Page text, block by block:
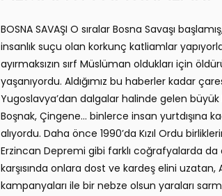
BOSNA SAVAŞI O sıralar Bosna Savaşı
insanlık suçu olan korkunç katliamlar
ayırmaksızın sırf Müslüman oldukları için
yaşanıyordu. Aldığımız bu haberler kadar
Yugoslavya’dan dalgalar halinde gelen büyük
Boşnak, Çingene… binlerce insan yurtdışına
alıyordu. Daha önce 1990’da Kızıl Ordu
Erzincan Depremi gibi farklı coğrafyalarda
karşısında onlara dost ve kardeş elini uzatan,
kampanyaları ile bir nebze olsun yaraları